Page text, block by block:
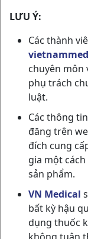
LƯU Ý:
Các thành
chuyên môn
phụ trách
luật.
Các thông
đăng trên
đích cung
gia một
sản phẩm.
VN Medical
bất kỳ hậu
dụng thuốc
không tuân
NSX:France